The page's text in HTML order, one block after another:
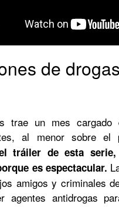
de
trae un mes cargado
al menor sobre el
tráiler de esta
es espectacular.
amigos y criminales
agentes antidrogas